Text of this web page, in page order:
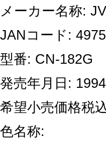
メーカー名称:
JANコード:
型番: CN-182G
発売年月日:
希望小売価格税
色名称: